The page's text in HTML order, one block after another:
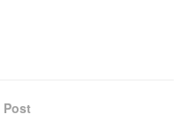
Post